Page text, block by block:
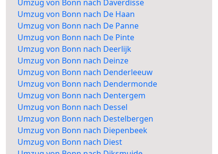
Umzug von Bonn nach Daverdisse
Umzug von Bonn nach De Haan
Umzug von Bonn nach De Panne
Umzug von Bonn nach De Pinte
Umzug von Bonn nach Deerlijk
Umzug von Bonn nach Deinze
Umzug von Bonn nach Denderleeuw
Umzug von Bonn nach Dendermonde
Umzug von Bonn nach Dentergem
Umzug von Bonn nach Dessel
Umzug von Bonn nach Destelbergen
Umzug von Bonn nach Diepenbeek
Umzug von Bonn nach Diest